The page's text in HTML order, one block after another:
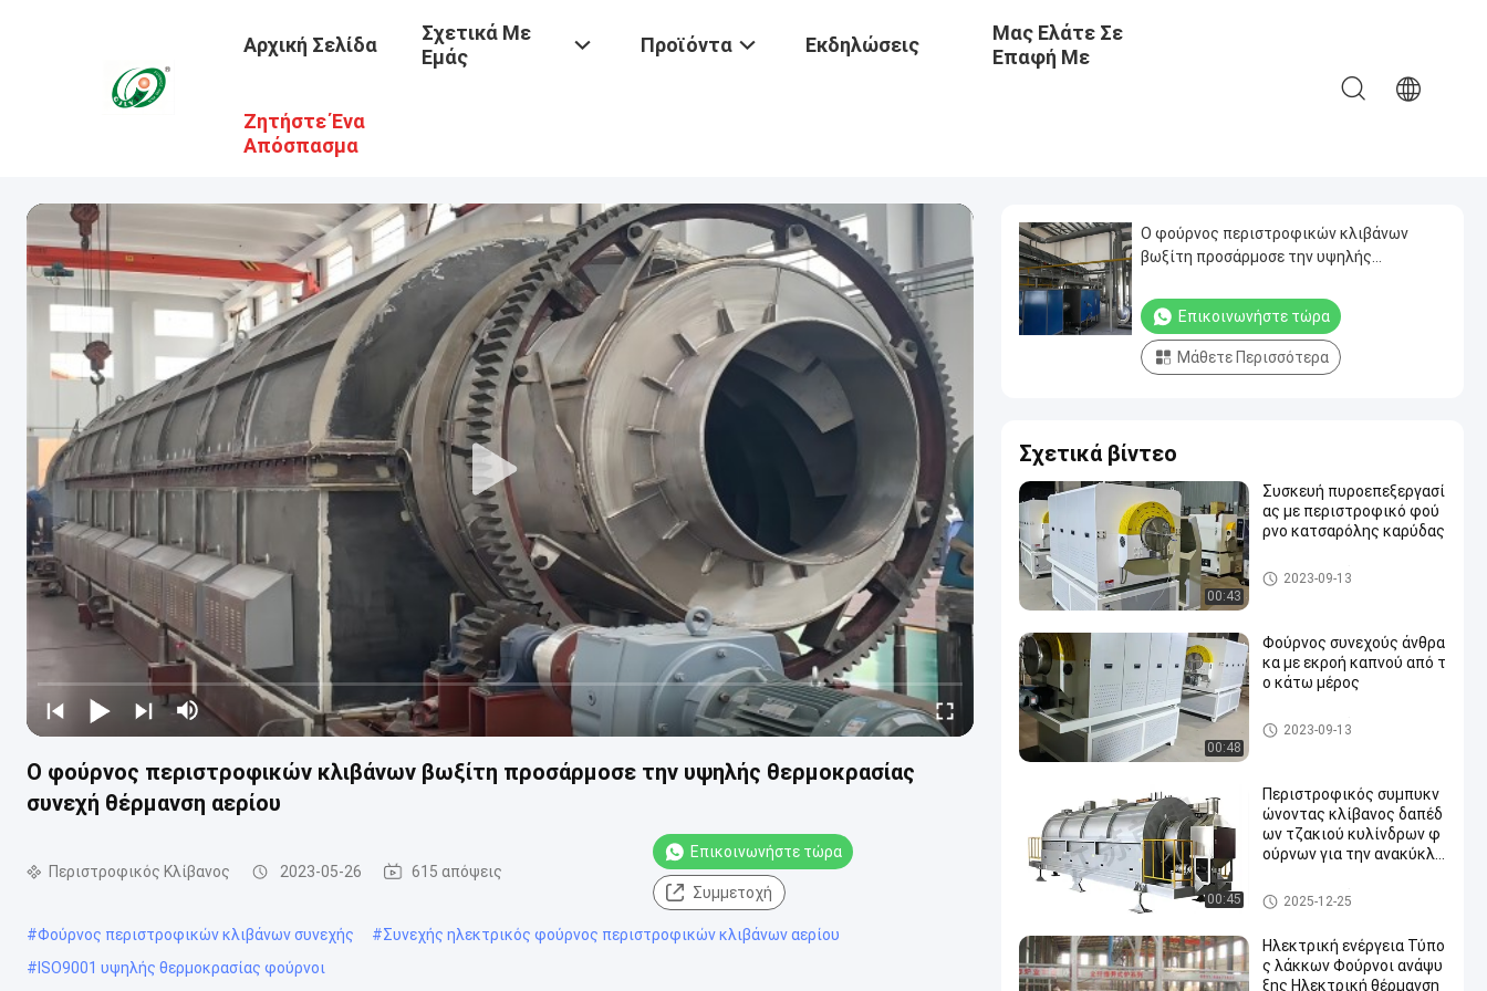
Αρχική Σελίδα
Σχετικά Με
Εμάς
Προϊόντα Εκδηλώσεις
Μας Ελάτε Σε
Επαφή Με
Ζητήστε Ένα
Απόσπασμα
Ο φούρνος περιστροφικών κλιβάνων βωξίτη προσάρμοσε την υψηλής θερμοκρασίας
συνεχή θέρμανση αερίου
Περιστροφικός Κλίβανος 2023-05-26 615 απόψεις
Επικοινωνήστε τώρα
Συμμετοχή
#Φούρνος περιστροφικών κλιβάνων συνεχής #Συνεχής ηλεκτρικός φούρνος περιστροφικών κλιβάνων αερίου
#ISO9001 υψηλής θερμοκρασίας φούρνοι
Ο φούρνος περιστροφικών κλιβάνων
βωξίτη προσάρμοσε την υψηλής
Επικοινωνήστε τώρα
Μάθετε Περισσότερα
Σχετικά βίντεο
00:43
Συσκευή πυροεπεξεργασί
ας με περιστροφικό φού
ρνο κατσαρόλης καρύδας
Περιστροφικός Κλίβανος
2023-09-13
00:48
Φούρνος συνεχούς άνθρα
κα με εκροή καπνού από τ
ο κάτω μέρος
Περιστροφικός Κλίβανος
2023-09-13
00:45
Περιστροφικός συμπυκν
ώνοντας κλίβανος δαπέδ
ων τζακιού κυλίνδρων φ
ούρνων για την ανακύκλ
ών λίθιου
Περιστροφικός Κλίβανος
2025-12-25
Ηλεκτρική ενέργεια Τύπο
ς λάκκων Φούρνοι ανάψυ
ξης Ηλεκτρική θέρμανση